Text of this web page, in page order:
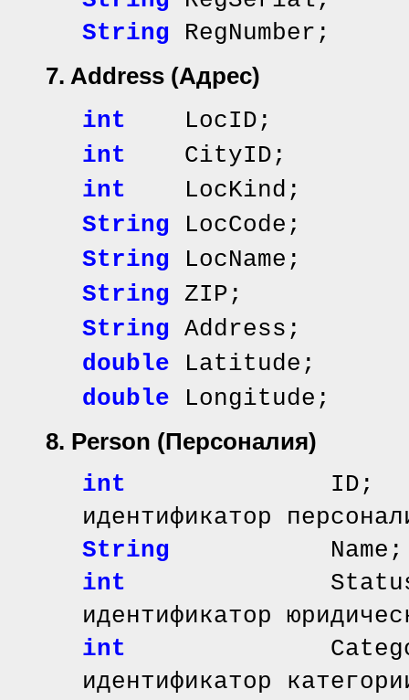
String
7. Address (Адрес)
int LocID; //
int
int LocKind;
String
String LocName;
String ZIP; //
String Address;
double
double
8. Person (Персоналия)
int
идентификатор
String Name;
int
идентификатор
int
идентификатор